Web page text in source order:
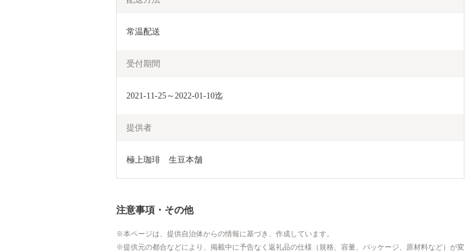
常温配送
受付期間
2021-11-25～2022-01-10迄
提供者
極上珈琲　生豆本舗
注意事項・その他
本ページは、提供自治体からの情報に基づき、作成しています。
提供元の都合などにより、掲載中に予告なく返礼品の仕様（規格、容量、パッケージ、原材料など）が変